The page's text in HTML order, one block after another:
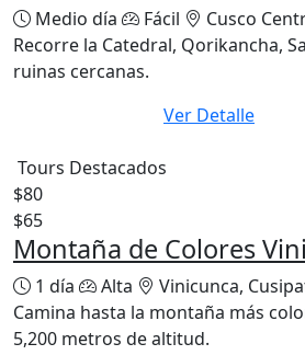
Medio día Fácil
Cusco
Recorre la Catedral, Qorikancha,
ruinas cercanas.
Ver Detalle
Tours Destacados
$80
$65
Montaña de Colores
1 día Alta
Vinicunca,
Camina hasta la montaña más
5,200 metros de altitud.